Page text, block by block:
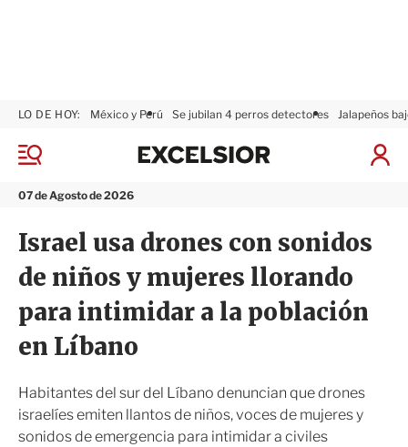
M
n
07 de Agosto de 2026
LO DE HOY: México y Perú Se jubilan 4 perros detectores Jalapeños
I
x
i
r
Israel usa drones con sonidos
de niños y mujeres llorando
para intimidar a la población
en Líbano
Habitantes del sur del Líbano denuncian que drones
israelíes emiten llantos de niños, voces de mujeres y
sonidos de emergencia para intimidar a civiles